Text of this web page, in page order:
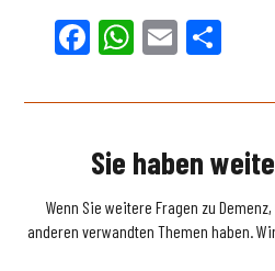
Facebook
WhatsApp
Email
Sie haben
Wenn Sie weitere Fragen zu
anderen verwandten Themen haben.